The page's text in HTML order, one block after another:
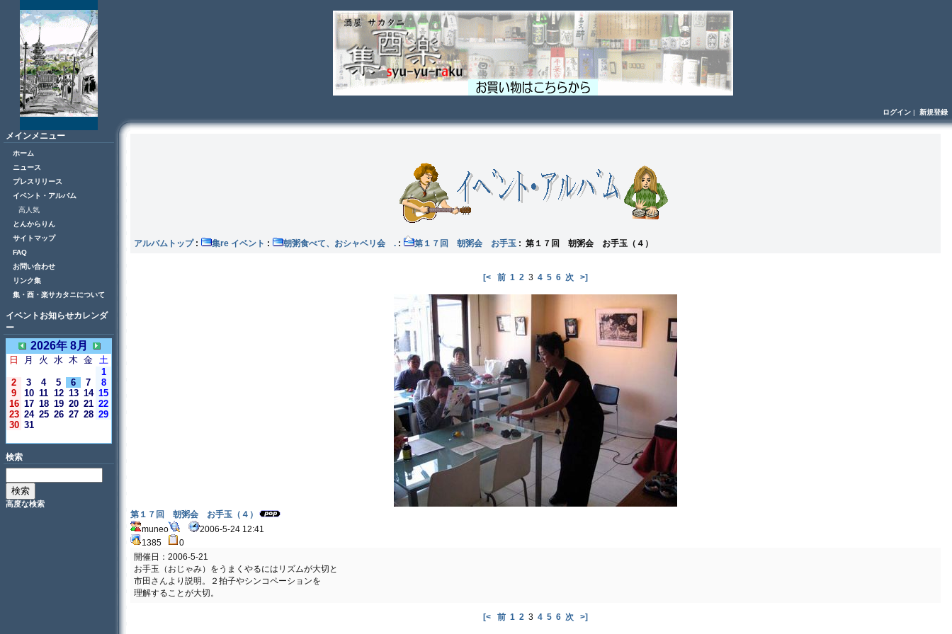
メインメニュー
ホーム
ニュース
プレスリリース
イベント・アルバム
高人気
とんからりん
サイトマップ
FAQ
お問い合わせ
リンク集
集・酉・楽サカタニについて
イベントお知らせカレンダ
ー
2026年 8月
日 月 火 水 木 金 土
1
2
3 4 5 6 7
8
9
10 11 12 13 14 15
16 17 18 19 20 21 22
23 24 25 26 27 28 29
30 31
検索
高度な検索
ログイン | 新規登録
アルバムトップ: 集re イベント : 朝粥食べて、おシャベリ会 . : 第１７回 朝粥会 お手玉 : 第１７回 朝粥会 お手玉（４）
[< 前 1 2 3 4 5 6 次 >]
第１７回 朝粥会 お手玉（４）
muneo
2006-5-24 12:41
1385
0
開催日：2006-5-21
お手玉（おじゃみ）をうまくやるにはリズムが大切と
市田さんより説明。２拍子やシンコペーションを
理解することが大切。
[< 前 1 2 3 4 5 6 次 >]